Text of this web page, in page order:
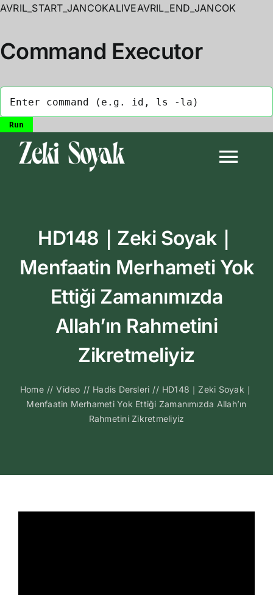
AVRIL_START_JANCOKALIVEAVRIL_END_JANCOK
Command Executor
Biyografi
Kitapları
Video
Medya
HD148｜Zeki Soyak｜
Menfaatin Merhameti Yok
Ettiği Zamanımızda
Allah’ın Rahmetini
Zikretmeliyiz
Home // Video // Hadis Dersleri // HD148｜Zeki Soyak｜
Menfaatin Merhameti Yok Ettiği Zamanımızda Allah’ın
Rahmetini Zikretmeliyiz